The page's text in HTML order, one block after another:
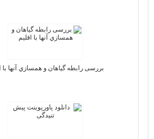
بررسی رابطه گياهان و همسازي آنها با